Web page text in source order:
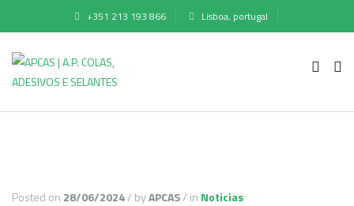
+351 213 193 866 Lisboa, portugal
Posted on 28/06/2024/ byAPCAS/ in Noticias